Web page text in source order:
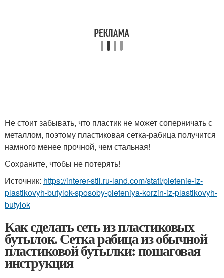
Не стоит забывать, что пластик не может соперничать с
металлом, поэтому пластиковая сетка-рабица получится
намного менее прочной, чем стальная!
Сохраните, чтобы не потерять!
Источник: https://interer-stil.ru-land.com/stati/pletenie-iz-
plastikovyh-butylok-sposoby-pleteniya-korzin-iz-plastikovyh-
butylok
Как сделать сеть из пластиковых
бутылок. Сетка рабица из обычной
пластиковой бутылки: пошаговая
инструкция